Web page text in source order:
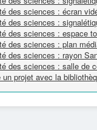
des sciences : écran
des sciences :
des sciences : espace
des sciences : plan
des sciences : rayon
des sciences : salle de
un projet avec la